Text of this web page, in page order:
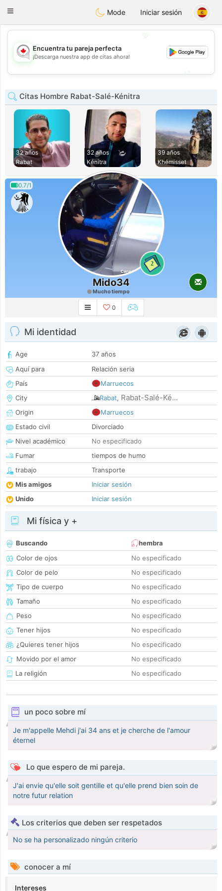
CANADIAN chat
Toggle
Mode Iniciar sesión
💖
💕
Encuentra tu pareja perfecta
¡Descarga nuestra app de citas ahora!
Citas Hombre Rabat-Salé-Kénitra
32 años
Rabat
32 años
Kénitra
39 años
Khémisset
0.7/1
2
Mido34
Mucho tiempo
0
Mi identidad
Age
37 años
Aquí para
Relación seria
País
Marruecos
City
Rabat, Rabat-Salé-Ké...
Origin
Marruecos
Estado civil
Divorciado
Nivel académico
No especificado
Fumar
tiempos de humo
trabajo
Transporte
Mis amigos
Iniciar sesión
Unido
Iniciar sesión
Mi física y +
Buscando
hembra
Color de ojos
No especificado
Color de pelo
No especificado
Tipo de cuerpo
No especificado
Tamaño
No especificado
Peso
No especificado
Tener hijos
No especificado
¿Quieres tener hijos
No especificado
Movido por el amor
No especificado
La religión
No especificado
un poco sobre mí
Je m'appelle Mehdi j'ai 34 ans et je cherche de l'amour
éternel
Lo que espero de mi pareja.
J'ai envie qu'elle soit gentille et qu'elle prend bien soin de
notre futur relation
Los criterios que deben ser respetados
No se ha personalizado ningún criterio
conocer a mí
Intereses